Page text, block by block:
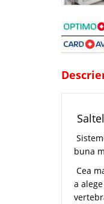
buna
Cea
a